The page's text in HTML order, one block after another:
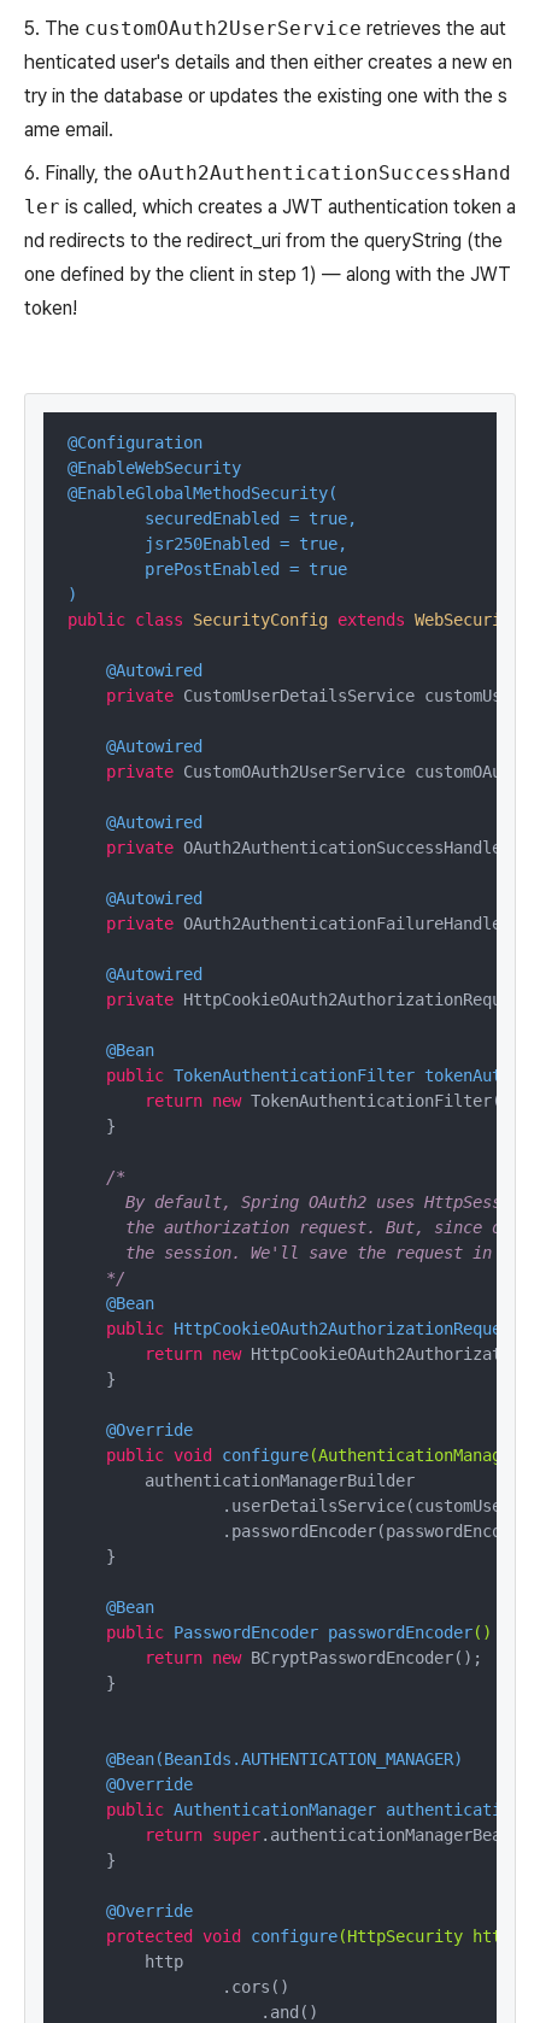
5. The customOAuth2UserService retrieves the aut
henticated user's details and then either creates a new en
try in the database or updates the existing one with the s
ame email.
6. Finally, the oAuth2AuthenticationSuccessHand
ler is called, which creates a JWT authentication token a
nd redirects to the redirect_uri from the queryString (the
one defined by the client in step 1) — along with the JWT
token!
@Configuration
@EnableWebSecurity
@EnableGlobalMethodSecurity(
        securedEnabled = true,
        jsr250Enabled = true,
        prePostEnabled = true
)
public class SecurityConfig extends
@Autowired
private CustomUserDetailsService
@Autowired
private CustomOAuth2UserService
@Autowired
private OAuth2AuthenticationSuccessHandler
@Autowired
private OAuth2AuthenticationFailureHandler
@Autowired
private
@Bean
public TokenAuthenticationFilter
return new TokenAuthenticationFilter();
    }
/*
By default, Spring OAuth2 uses
the authorization request. But, since our
the session. We'll save the request in a
    */
@Bean
public
return new
    }
@Override
public void configure
        authenticationManagerBuilder
    }
@Bean
public PasswordEncoder passwordEncoder()
return new BCryptPasswordEncoder();
    }
@Bean(BeanIds.AUTHENTICATION_MANAGER)
@Override
public AuthenticationManager
return super.authenticationManagerBean();
    }
@Override
protected
void configure(HttpSecurity http)
        http
                .cors()
                    .and()